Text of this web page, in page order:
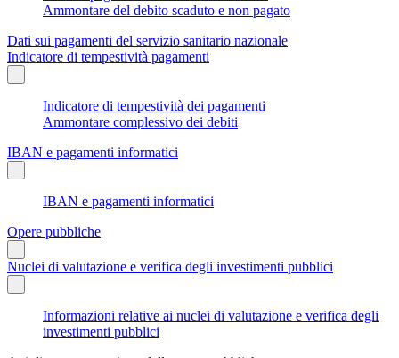
Ammontare del debito scaduto e non pagato
Dati sui pagamenti del servizio sanitario nazionale
Indicatore di tempestività pagamenti
Indicatore di tempestività dei pagamenti
Ammontare complessivo dei debiti
IBAN e pagamenti informatici
IBAN e pagamenti informatici
Opere pubbliche
Nuclei di valutazione e verifica degli investimenti pubblici
Informazioni relative ai nuclei di valutazione e verifica degli
investimenti pubblici